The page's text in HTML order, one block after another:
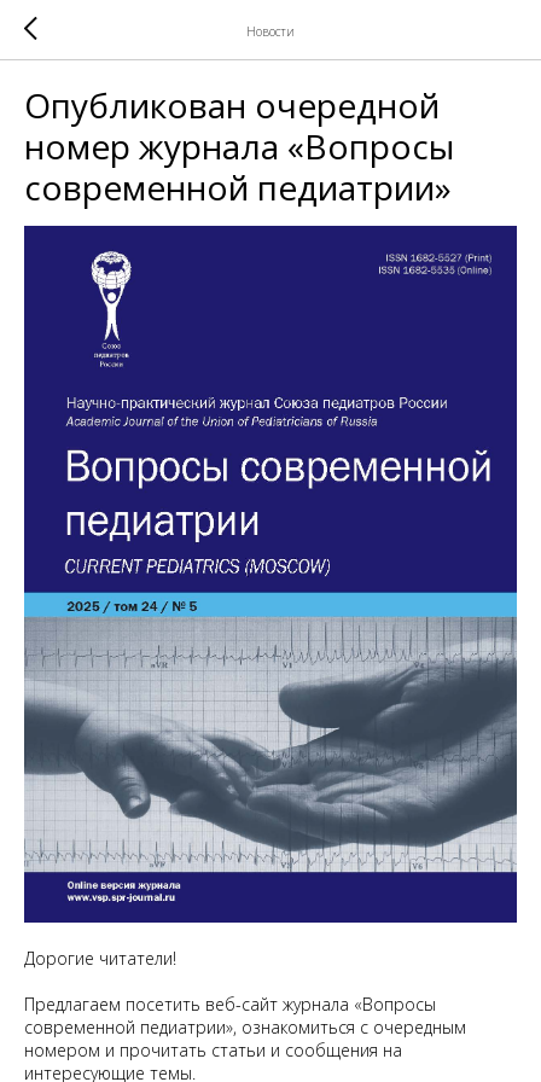
Новости
Опубликован очередной
номер журнала «Вопросы
современной педиатрии»
Дорогие читатели!
Предлагаем посетить веб-сайт журнала «Вопросы
современной педиатрии», ознакомиться с очередным
номером и прочитать статьи и сообщения на
интересующие темы.